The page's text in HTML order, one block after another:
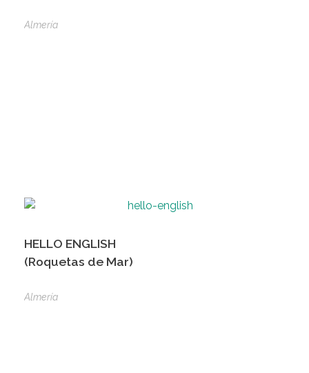
Almería
HELLO ENGLISH
(Roquetas de Mar)
Almería